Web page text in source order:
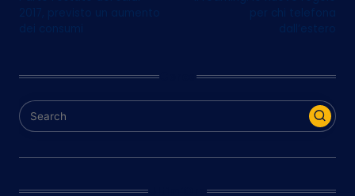
navigation
2017, previsto un aumento
dei consumi
per chi telefona
dall’estero
Cerca